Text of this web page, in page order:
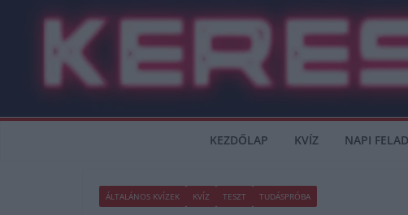
KEZDŐLAP KVÍZ NAPI
ÁLTALÁNOS KVÍZEK KVÍZ TESZT TUDÁSPRÓBA